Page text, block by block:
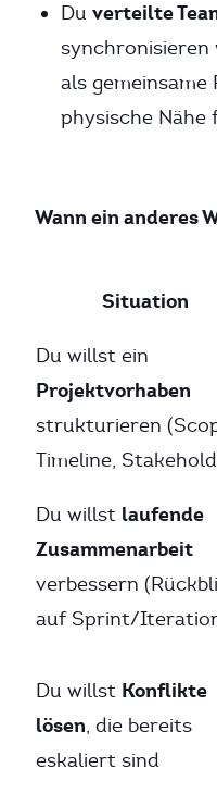
Du verteilte
synchronisieren
als gemeinsame
physische Nähe
Wann ein anderes
Situation
Du willst ein
Projektvorhaben
strukturieren
Timeline,
Du willst laufende
Zusammenarbeit
verbessern
auf Sprint/
Du willst Konflikte
lösen, die bereits
eskaliert sind